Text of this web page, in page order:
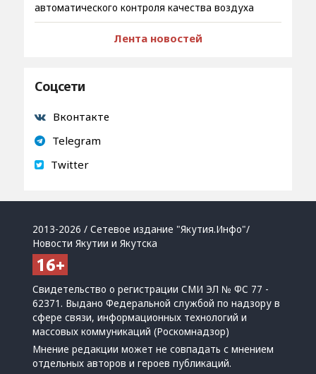
автоматического контроля качества воздуха
Лента новостей
Соцсети
Вконтакте
Telegram
Twitter
2013-2026 / Сетевое издание "Якутия.Инфо"/
Новости Якутии и Якутска
Свидетельство о регистрации СМИ ЭЛ № ФС 77 -
62371. Выдано Федеральной службой по надзору в
сфере связи, информационных технологий и
массовых коммуникаций (Роскомнадзор)
Мнение редакции может не совпадать с мнением
отдельных авторов и героев публикаций.